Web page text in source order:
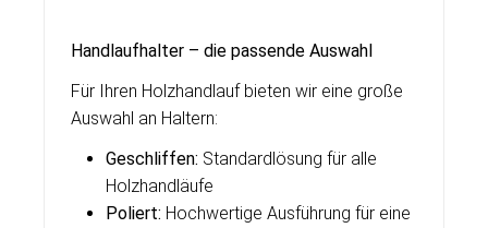
Handlaufhalter – die passende Auswahl
Für Ihren Holzhandlauf bieten wir eine große
Auswahl an Haltern:
Geschliffen: Standardlösung für alle
Holzhandläufe
Poliert: Hochwertige Ausführung für eine